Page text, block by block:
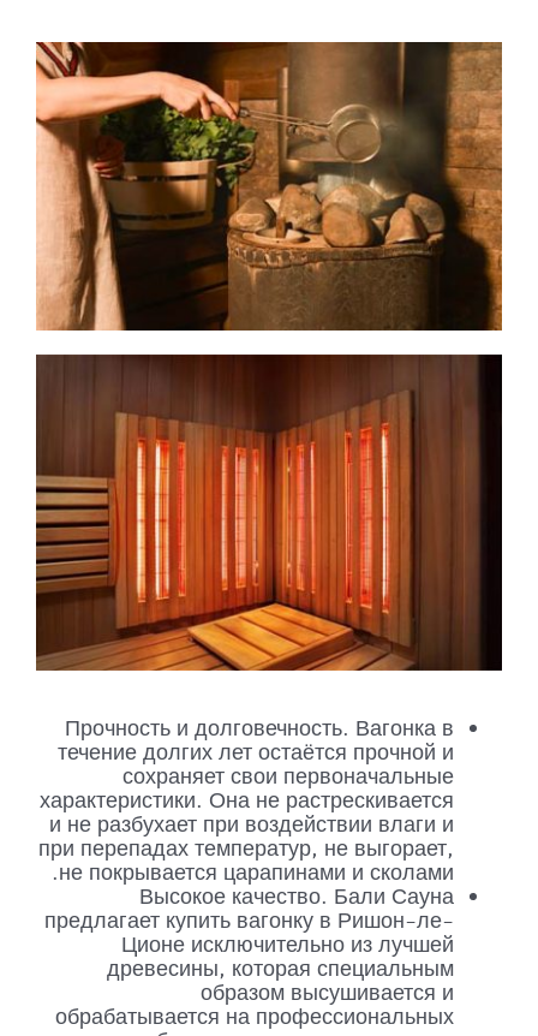
Прочность и долговечность. Вагонка в
течение долгих лет остаётся прочной и
сохраняет свои первоначальные
характеристики. Она не растрескивается
и не разбухает при воздействии влаги и
при перепадах температур, не выгорает,
не покрывается царапинами и сколами.
Высокое качество. Бали Сауна
предлагает купить вагонку в Ришон-ле-
Ционе исключительно из лучшей
древесины, которая специальным
образом высушивается и
обрабатывается на профессиональных